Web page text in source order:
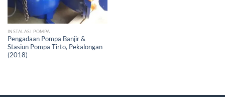
INSTALASI POMPA
Pengadaan Pompa Banjir &
Stasiun Pompa Tirto, Pekalongan
(2018)